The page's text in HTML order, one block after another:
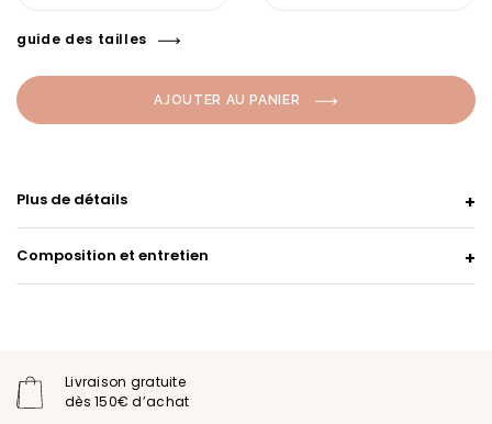
guide des tailles
AJOUTER AU PANIER
Plus de détails
Composition et entretien
Livraison gratuite
dès 150€ d’achat